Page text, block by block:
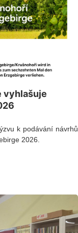
vyhlašuje
k podávání návrhů
2026.